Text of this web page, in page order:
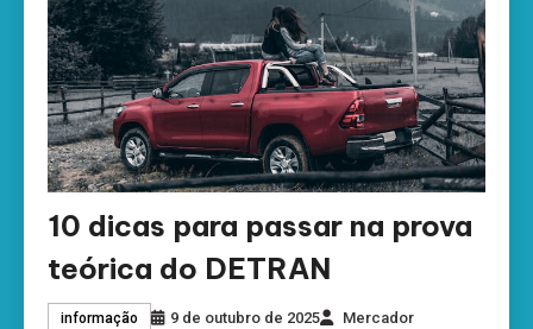
10 dicas para passar na prova
teórica do DETRAN
informação 9 de outubro de 2025
Mercador